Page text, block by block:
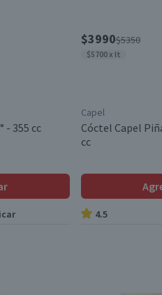
- 355 cc
$3990$5350
$5700 x lt
Capel
Cóctel Capel
cc
4.5